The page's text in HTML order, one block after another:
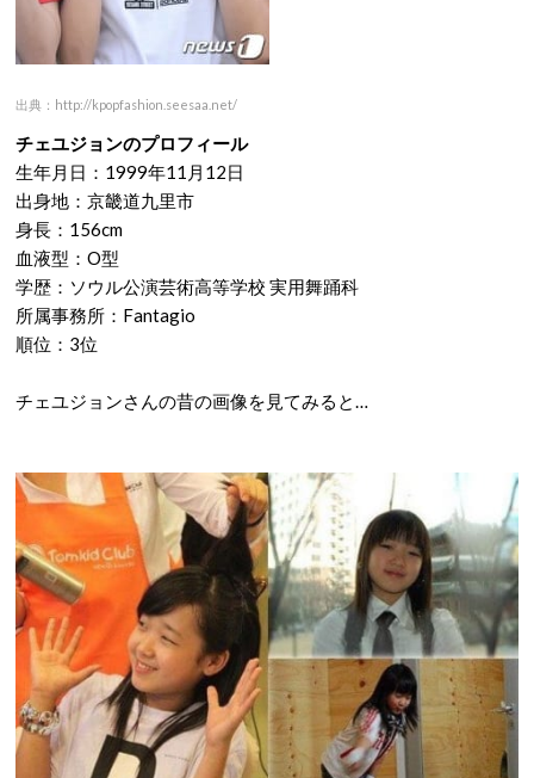
出典：http://kpopfashion.seesaa.net/
チェユジョンのプロフィール
生年月日：1999年11月12日
出身地：京畿道九里市
身長：156cm
血液型：O型
学歴：ソウル公演芸術高等学校 実用舞踊科
所属事務所：Fantagio
順位：3位
チェユジョンさんの昔の画像を見てみると…